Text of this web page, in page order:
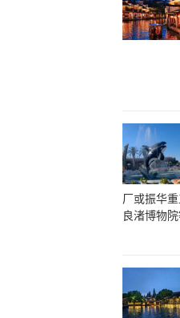
厂或振华
良渚博物